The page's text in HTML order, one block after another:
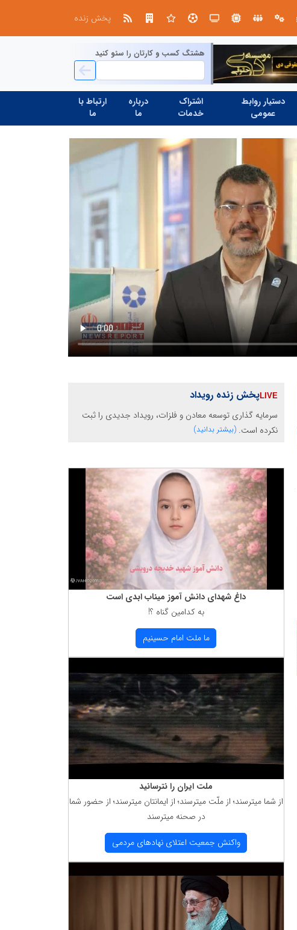
پخش زنده
هشتگ کسب و کارتان را سئو کنید
دستیار روابط
عمومی
اشتراک
خدمات
درباره
ما
ارتباط با
ما
پخش زنده رویداد
سرمایه گذاری توسعه معادن و فلزات، رویداد جدیدی را ثبت
نکرده است. (بیشتر بدانید)
داغ شهدای دانش آموز میناب ابدی است
به كدامین گناه ؟!
ما ملت امام حسینیم
ملت ایران را نترسانید
از شما میترسند؛ از ملّت میترسند؛ از ایمانتان میترسند؛ از حضور شما
در صحنه میترسند
واكنش جمعیت اعتلای نهادهای مردمی